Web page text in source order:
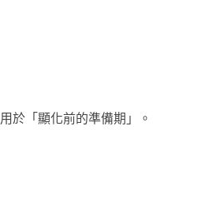
於「顯化前的準備期」。